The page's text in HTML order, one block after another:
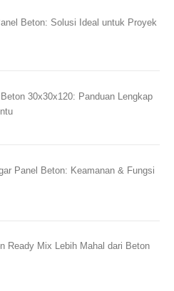
Beton: Solusi Ideal untuk Proyek
30x30x120: Panduan Lengkap
Panel Beton: Keamanan & Fungsi
Ready Mix Lebih Mahal dari Beton